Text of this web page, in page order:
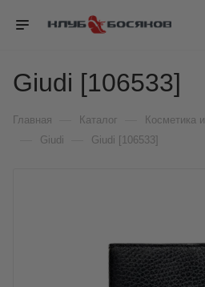
Giudi [106533]
Главная Каталог Косметика
Giudi Giudi [106533]